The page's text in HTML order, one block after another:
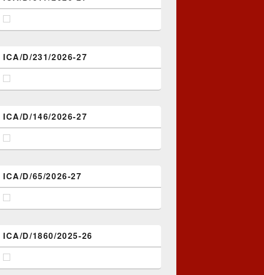
ICA/D/231/2026-27
ICA/D/146/2026-27
ICA/D/65/2026-27
ICA/D/1860/2025-26